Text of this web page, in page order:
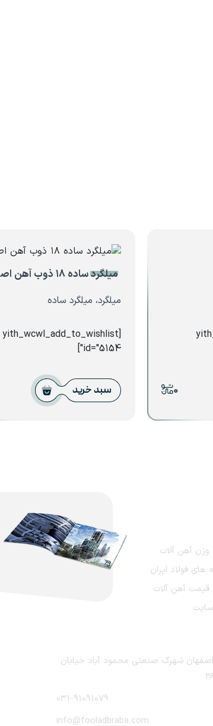
0
میلگرد ساده ۱۸ ذوب آهن اصفهان
میلگرد، میلگرد ساده
[yith_wcwl_add_to_wishlist
id="5154"]
سبد خرید
آهن آلات
های فولاد ایران
قیمت آهن آلات
اصفهان شهرک صنعتی محمود آباد خیابان
۲۶
031-91091079
info@fooladbraba.com